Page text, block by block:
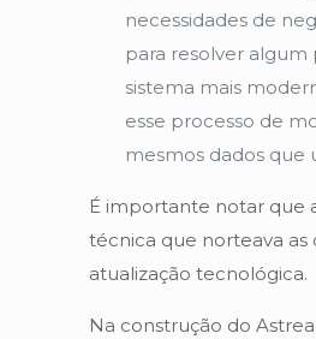
necessidades de
para resolver
sistema mais
esse processo de
mesmos dados que
É importante notar que
técnica que norteava as
atualização tecnológica.
Na construção do